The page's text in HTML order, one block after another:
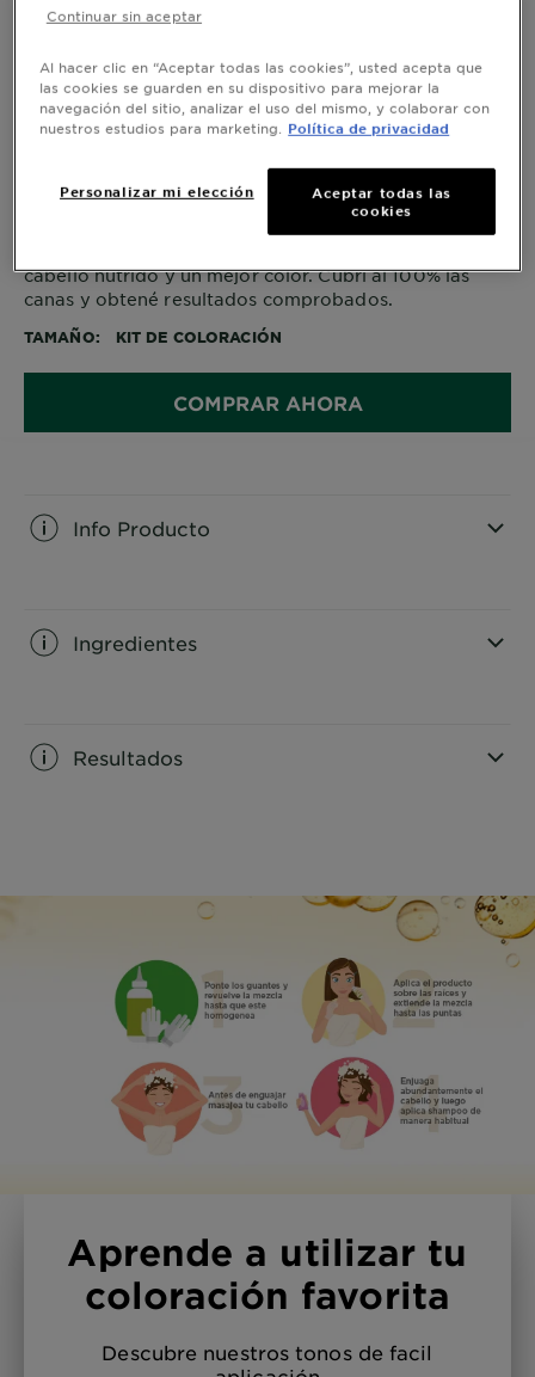
¡PRUÉBALO!
Ver Tonos Similares
cabello nutrido y un mejor color. Cubrí al 100% las
canas y obtené resultados comprobados.
TAMAÑO KIT DE COLORACIÓN
COMPRAR AHORA
Info Producto
Ingredientes
Resultados
Aprende a utilizar tu
coloración favorita
Descubre nuestros tonos de facil
Al hacer clic en “Aceptar todas las cookies”, usted acepta que
las cookies se guarden en su dispositivo para mejorar la
navegación del sitio, analizar el uso del mismo, y colaborar con
nuestros estudios para marketing.
Política de privacidad
Personalizar mi elección
Aceptar todas las
cookies
Continuar sin aceptar